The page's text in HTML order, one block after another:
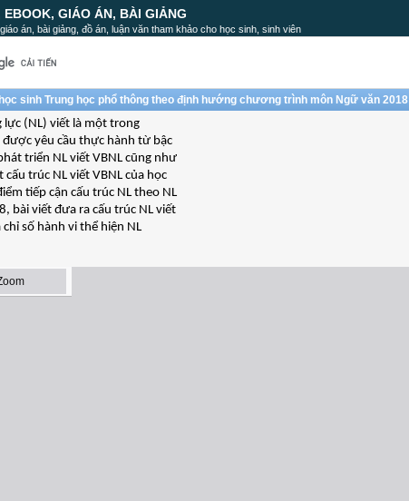
GIÁO ÁN, BÀI GIẢNG
án, bài giảng, đồ án, luận văn tham khảo cho học sinh, sinh viên
sinh Trung học phổ thông theo định hướng chương trình môn Ngữ văn 2018
lực (NL) viết là một trong
được yêu cầu thực hành từ bậc
triển NL viết VBNL cũng như
trúc NL viết VBNL của học
tiếp cận cấu trúc NL theo NL
bài viết đưa ra cấu trúc NL viết
số hành vi thể hiện NL